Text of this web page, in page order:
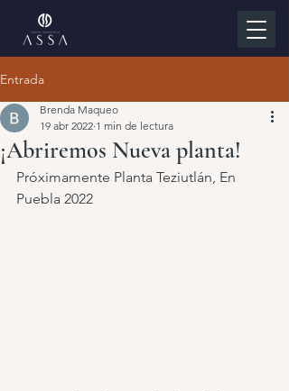
Entrada
¡Abriremos Nueva planta!
Brenda Maqueo
19 abr 2022 1 min de lectura
Próximamente Planta Teziutlán, En
Puebla 2022